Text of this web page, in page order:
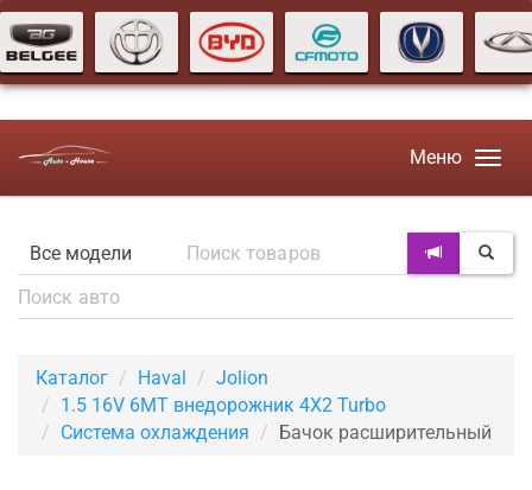
Меню
Каталог Haval
Jolion
1.5 16V 6MT внедорожник 4X2 Turbo
Система охлаждения
Бачок расширительный